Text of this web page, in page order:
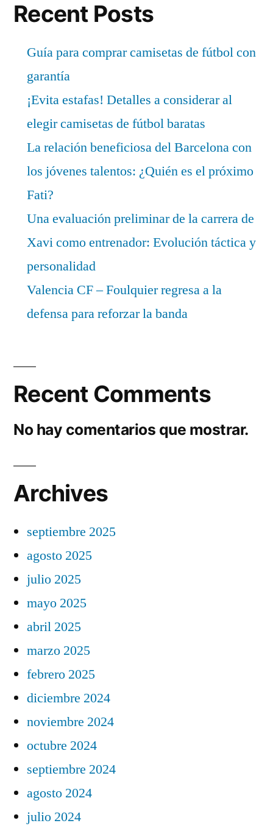
Recent Posts
Guía para comprar camisetas de fútbol con
garantía
¡Evita estafas! Detalles a considerar al
elegir camisetas de fútbol baratas
La relación beneficiosa del Barcelona con
los jóvenes talentos: ¿Quién es el próximo
Fati?
Una evaluación preliminar de la carrera de
Xavi como entrenador: Evolución táctica y
personalidad
Valencia CF – Foulquier regresa a la
defensa para reforzar la banda
Recent Comments
No hay comentarios que mostrar.
Archives
septiembre 2025
agosto 2025
julio 2025
mayo 2025
abril 2025
marzo 2025
febrero 2025
diciembre 2024
noviembre 2024
octubre 2024
septiembre 2024
agosto 2024
julio 2024